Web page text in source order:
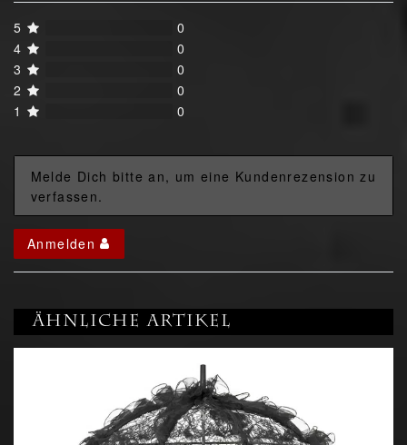
5
0
4
0
3
0
2
0
1
0
Melde Dich bitte an, um eine Kundenrezension zu
verfassen.
Anmelden
Ähnliche Artikel